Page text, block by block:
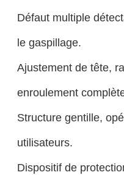
Défaut multiple
le gaspillage.
Ajustement de tête,
enroulement
Structure gentille,
utilisateurs.
Dispositif de